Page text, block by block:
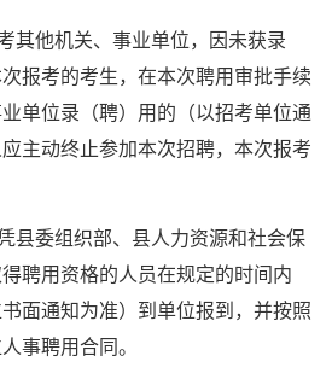
其他机关、事业单位，因未获录
次报考的考生，在本次聘用审批手续
单位录（聘）用的（以招考单位通
主动终止参加本次招聘，本次报考
县委组织部、县人力资源和社会保
聘用资格的人员在规定的时间内
书面通知为准）到单位报到，并按照
事聘用合同。